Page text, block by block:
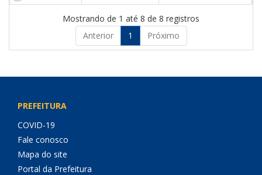
Mostrando de 1 até 8 de 8 registros
Anterior
1 Próximo
PREFEITURA
COVID-19
Fale conosco
Mapa do site
Portal da Prefeitura